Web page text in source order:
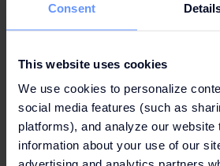
Consent
This website uses cookies
We use cookies to personalize
social media features (such as
platforms), and analyze our
information about your use of our
HURÁ